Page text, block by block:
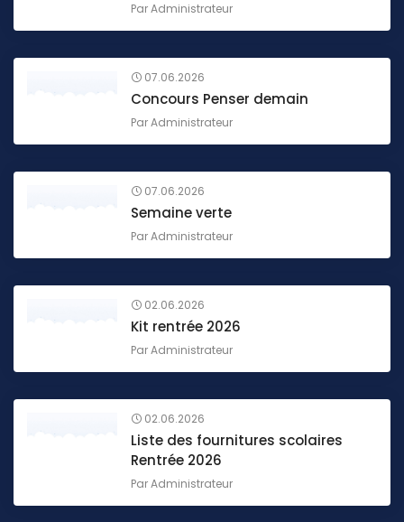
ParAdministrateur
07.06.2026
Concours Penser demain
ParAdministrateur
07.06.2026
Semaine verte
ParAdministrateur
02.06.2026
Kit rentrée 2026
ParAdministrateur
02.06.2026
Liste des fournitures scolaires
Rentrée 2026
ParAdministrateur